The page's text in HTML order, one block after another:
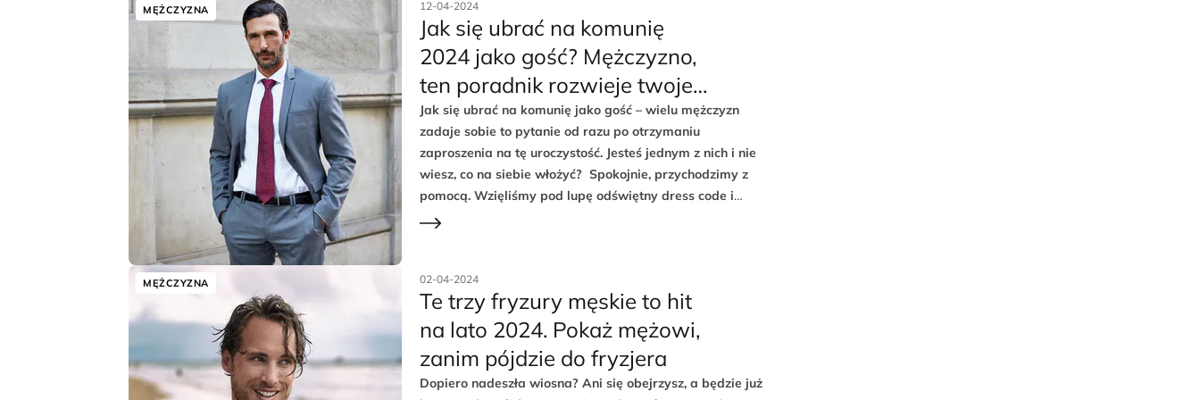
MĘŻCZYZNA 12-04-2024
Jak się ubrać na komunię
2024 jako gość? Mężczyzno,
ten poradnik rozwieje twoje
stylowe wątpliwości
Jak się ubrać na komunię jako gość – wielu mężczyzn
zadaje sobie to pytanie od razu po otrzymaniu
zaproszenia na tę uroczystość. Jesteś jednym z nich i nie
wiesz, co na siebie włożyć? Spokojnie, przychodzimy z
pomocą. Wzięliśmy pod lupę odświętny dress code i
przygotowaliśmy propozycje, w których zadasz szyku.
MĘŻCZYZNA 02-04-2024
Te trzy fryzury męskie to hit
na lato 2024. Pokaż mężowi,
zanim pójdzie do fryzjera
Dopiero nadeszła wiosna? Ani się obejrzysz, a będzie już